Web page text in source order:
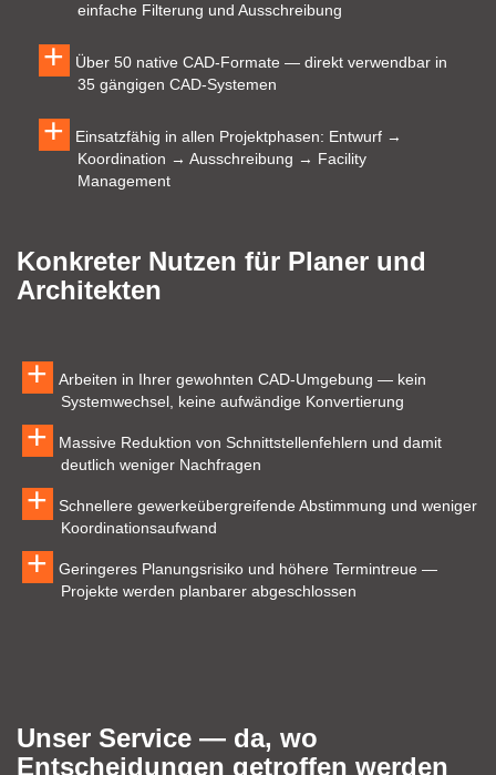
einfache Filterung und Ausschreibung
Über 50 native CAD‑Formate — direkt verwendbar in
35 gängigen CAD‑Systemen
Einsatzfähig in allen Projektphasen: Entwurf →
Koordination → Ausschreibung → Facility
Management
Konkreter Nutzen für Planer und
Architekten
Arbeiten in Ihrer gewohnten CAD‑Umgebung — kein
Systemwechsel, keine aufwändige Konvertierung
Massive Reduktion von Schnittstellenfehlern und damit
deutlich weniger Nachfragen
Schnellere gewerkeübergreifende Abstimmung und weniger
Koordinationsaufwand
Geringeres Planungsrisiko und höhere Termintreue —
Projekte werden planbarer abgeschlossen
Unser Service — da, wo
Entscheidungen getroffen werden